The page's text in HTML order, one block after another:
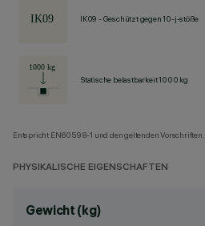
IK09 - Geschützt gegen 10-j-stöße
Statische belastbarkeit 1000 kg
Entspricht EN60598-1 und den geltenden Vorschriften.
PHYSIKALISCHE EIGENSCHAFTEN
Gewicht (kg)